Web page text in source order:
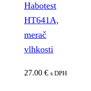
Habotest
HT641A,
merač
vlhkosti
27.00 € s DPH